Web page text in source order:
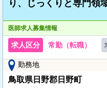
り、じっくりと専門領
医師求人募集情報
求人区分 常勤（転職）
勤務地
鳥取県日野郡日野町